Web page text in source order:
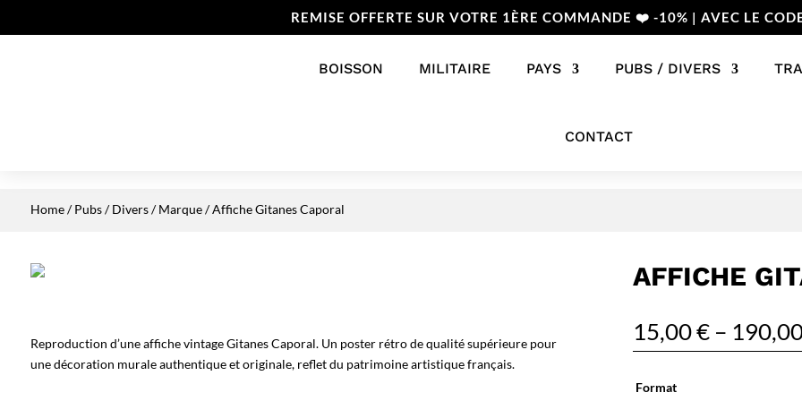
REMISE OFFERTE SUR VOTRE 1ÈRE COMMANDE ❤️ -10% | AVEC LE
BOISSON MILITAIRE PAYS PUBS / DIVERS
CONTACT
Home/Pubs / Divers/Marque/ Affiche Gitanes Caporal
Reproduction d’une affiche vintage Gitanes Caporal. Un poster rétro de qualité supérieure pour
une décoration murale authentique et originale, reflet du patrimoine artistique français.
AFFICHE
15,00€ –
Format